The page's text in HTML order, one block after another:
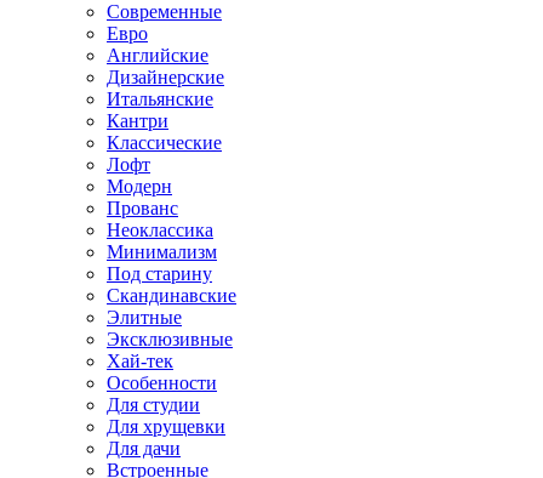
Современные
Евро
Английские
Дизайнерские
Итальянские
Кантри
Классические
Лофт
Модерн
Прованс
Неоклассика
Минимализм
Под старину
Скандинавские
Элитные
Эксклюзивные
Хай-тек
Особенности
Для студии
Для хрущевки
Для дачи
Встроенные